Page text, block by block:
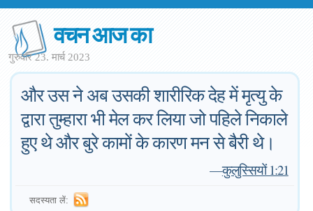
वचन आज का
गुरुवार 23. मार्च 2023
और उस ने अब उसकी शारीरिक देह में मृत्यु के
द्वारा तुम्हारा भी मेल कर लिया जो पहिले निकाले
हुए थे और बुरे कामों के कारण मन से बैरी थे।
—कुलुस्सियों 1:21
सदस्यता लें: